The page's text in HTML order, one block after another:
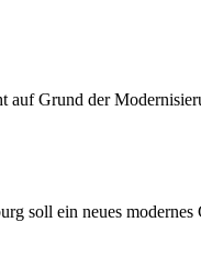
auf Grund der
soll ein neues